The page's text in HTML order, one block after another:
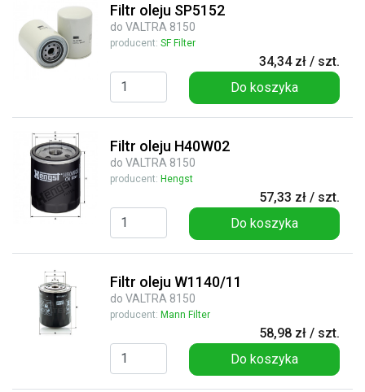
Filtr oleju SP5152
do VALTRA 8150
producent: SF Filter
34,34 zł / szt.
Do koszyka
Filtr oleju H40W02
do VALTRA 8150
producent: Hengst
57,33 zł / szt.
Do koszyka
Filtr oleju W1140/11
do VALTRA 8150
producent: Mann Filter
58,98 zł / szt.
Do koszyka